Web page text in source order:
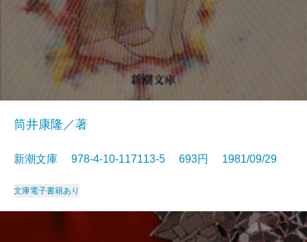
筒井康隆／著
新潮文庫 978-4-10-117113-5 693円 1981/09/29
文庫電子書籍あり